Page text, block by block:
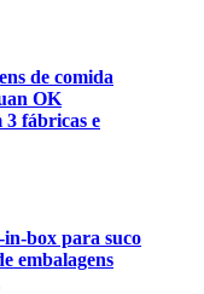
de comida
OK
3 fábricas e
box para suco
embalagens